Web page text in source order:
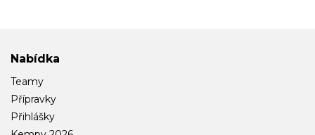
Nabídka
Teamy
Přípravky
Přihlášky